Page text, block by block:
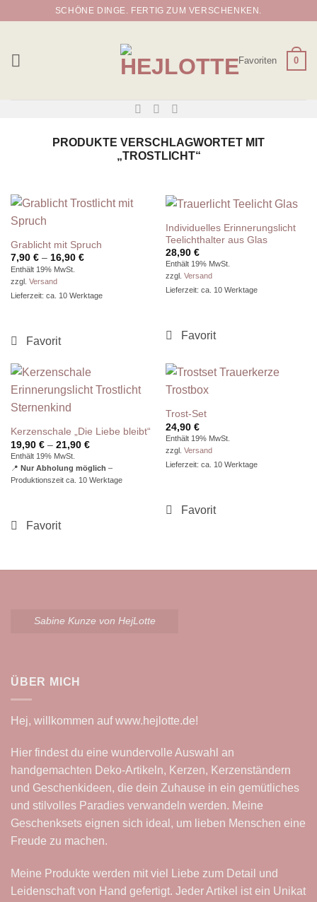
SCHÖNE DINGE. FERTIG ZUM VERSCHENKEN.
Favoriten 0
PRODUKTE VERSCHLAGWORTET MIT
„TROSTLICHT“
Grablicht mit Spruch
7,90 € – 16,90 €Preisspanne:
Enthält 19% MwSt.
zzgl. Versand
Lieferzeit: ca. 10 Werktage
Individuelles Erinnerungslicht
Teelichthalter aus Glas
28,90 €
Enthält 19% MwSt.
zzgl. Versand
Lieferzeit: ca. 10 Werktage
Kerzenschale „Die Liebe bleibt“
19,90 € – 21,90 €Preisspanne:
21,90 €
Enthält 19% MwSt.
📍 Nur Abholung möglich –
Produktionszeit ca. 10 Werktage
Trost-Set
24,90 €
Enthält 19% MwSt.
zzgl. Versand
Lieferzeit: ca. 10 Werktage
Sabine Kunze von HejLotte
ÜBER MICH
Hej, willkommen aufwww.hejlotte.de!
Hier findest du eine wundervolle Auswahl an
handgemachten Deko-Artikeln, Kerzen, Kerzenständern
und Geschenkideen, die dein Zuhause in ein gemütliches
und stilvolles Paradies verwandeln werden. Meine
Geschenksets eignen sich ideal, um lieben Menschen eine
Freude zu machen.
Meine Produkte werden mit viel Liebe zum Detail und
Leidenschaft von Hand gefertigt. Jeder Artikel ist ein Unikat